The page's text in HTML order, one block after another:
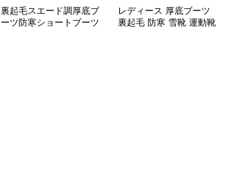
裏起毛スエード調厚底ブ
ーツ防寒ショートブーツ
レディース 厚底ブーツ
裏起毛 防寒 雪靴 運動靴